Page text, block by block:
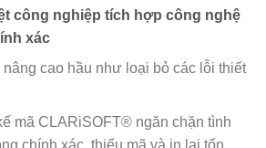
công nghiệp tích hợp công nghệ
xác
nâng cao hầu như loại bỏ các lỗi thiết
mã CLARiSOFT® ngăn chặn tình